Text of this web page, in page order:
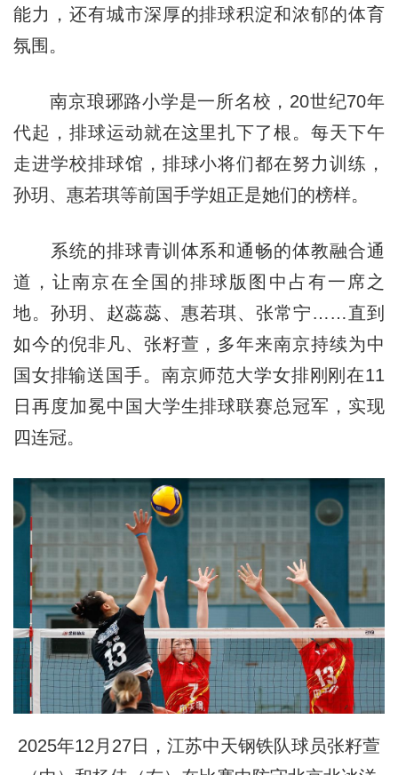
能力，还有城市深厚的排球积淀和浓郁的体育
氛围。
南京琅琊路小学是一所名校，20世纪70年
代起，排球运动就在这里扎下了根。每天下午
走进学校排球馆，排球小将们都在努力训练，
孙玥、惠若琪等前国手学姐正是她们的榜样。
系统的排球青训体系和通畅的体教融合通
道，让南京在全国的排球版图中占有一席之
地。孙玥、赵蕊蕊、惠若琪、张常宁……直到
如今的倪非凡、张籽萱，多年来南京持续为中
国女排输送国手。南京师范大学女排刚刚在11
日再度加冕中国大学生排球联赛总冠军，实现
四连冠。
2025年12月27日，江苏中天钢铁队球员张籽萱